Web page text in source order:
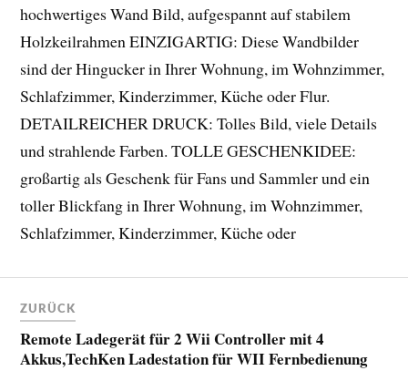
hochwertiges Wand Bild, aufgespannt auf stabilem
Holzkeilrahmen EINZIGARTIG: Diese Wandbilder
sind der Hingucker in Ihrer Wohnung, im Wohnzimmer,
Schlafzimmer, Kinderzimmer, Küche oder Flur.
DETAILREICHER DRUCK: Tolles Bild, viele Details
und strahlende Farben. TOLLE GESCHENKIDEE:
großartig als Geschenk für Fans und Sammler und ein
toller Blickfang in Ihrer Wohnung, im Wohnzimmer,
Schlafzimmer, Kinderzimmer, Küche oder
ZURÜCK
Remote Ladegerät für 2 Wii Controller mit 4
Akkus,TechKen Ladestation für WII Fernbedienung